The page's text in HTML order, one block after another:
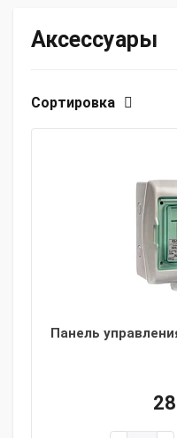
Аксессуары
Сортировка
Панель